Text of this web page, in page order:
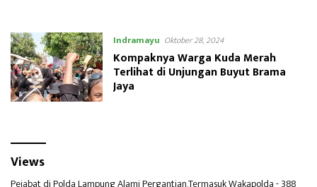
Indramayu Oktober 28, 2024
Kompaknya Warga Kuda Merah
Terlihat di Unjungan Buyut Brama
Jaya
Views